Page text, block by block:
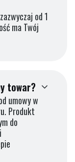
od 1
ma Twój
towar?
umowy w
Produkt
do